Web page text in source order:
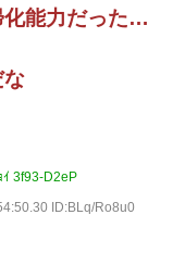
化能力だった…
な
ｲ 3f93-D2eP
ID:BLq/Ro8u0